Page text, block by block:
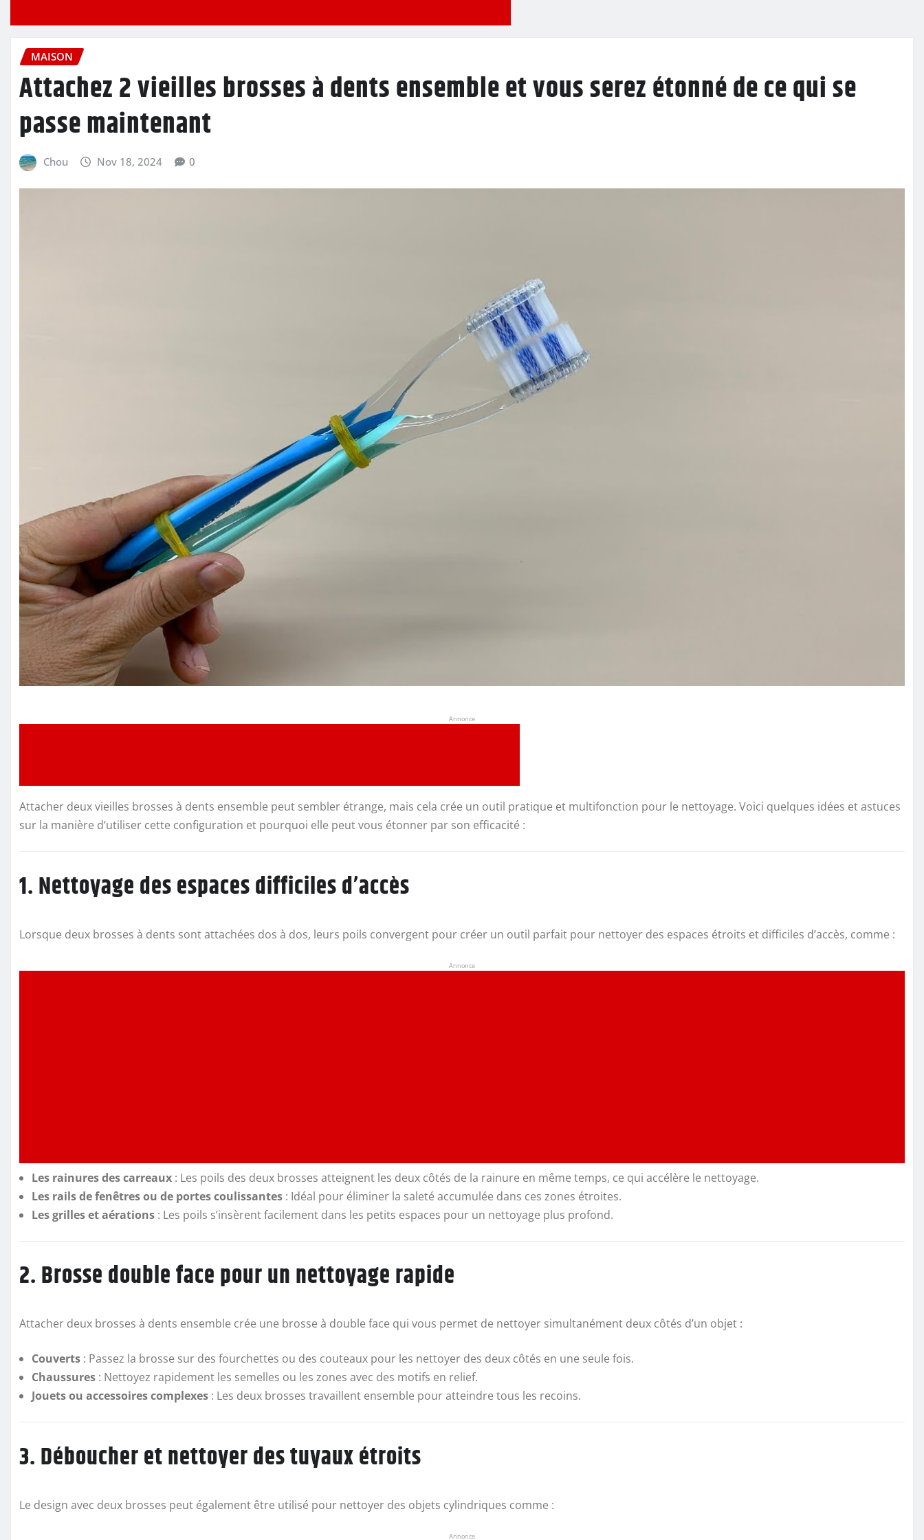
MAISON
Attachez 2 vieilles brosses à dents ensemble et vous serez étonné de ce qui se
passe maintenant
Chou Nov 18, 2024 0
Annonce
Attacher deux vieilles brosses à dents ensemble peut sembler étrange, mais cela crée un outil pratique et multifonction pour le nettoyage. Voici quelques idées et astuces
sur la manière d’utiliser cette configuration et pourquoi elle peut vous étonner par son efficacité :
1. Nettoyage des espaces difficiles d’accès
Lorsque deux brosses à dents sont attachées dos à dos, leurs poils convergent pour créer un outil parfait pour nettoyer des espaces étroits et difficiles d’accès, comme :
Annonce
Les rainures des carreaux : Les poils des deux brosses atteignent les deux côtés de la rainure en même temps, ce qui accélère le nettoyage.
Les rails de fenêtres ou de portes coulissantes : Idéal pour éliminer la saleté accumulée dans ces zones étroites.
Les grilles et aérations : Les poils s’insèrent facilement dans les petits espaces pour un nettoyage plus profond.
2. Brosse double face pour un nettoyage rapide
Attacher deux brosses à dents ensemble crée une brosse à double face qui vous permet de nettoyer simultanément deux côtés d’un objet :
Couverts : Passez la brosse sur des fourchettes ou des couteaux pour les nettoyer des deux côtés en une seule fois.
Chaussures : Nettoyez rapidement les semelles ou les zones avec des motifs en relief.
Jouets ou accessoires complexes : Les deux brosses travaillent ensemble pour atteindre tous les recoins.
3. Déboucher et nettoyer des tuyaux étroits
Le design avec deux brosses peut également être utilisé pour nettoyer des objets cylindriques comme :
Annonce